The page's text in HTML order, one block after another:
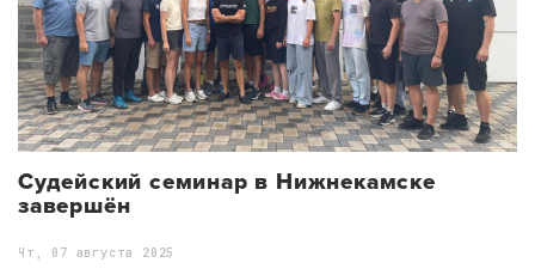
Судейский семинар в Нижнекамске
завершён
Чт, 07 августа 2025